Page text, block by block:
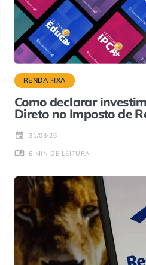
RENDA FIXA
Como declarar
Direto no Imposto de
31/03/26
6 MIN DE LEITURA